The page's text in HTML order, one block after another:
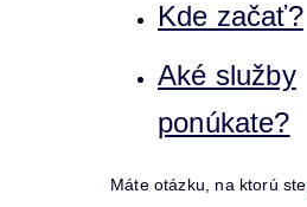
Kde začať?
Aké služby
ponúkate?
Máte otázku, na ktorú ste